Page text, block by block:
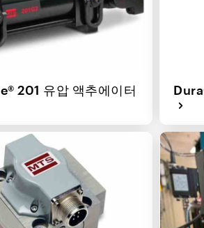
201 유압 액추에이터